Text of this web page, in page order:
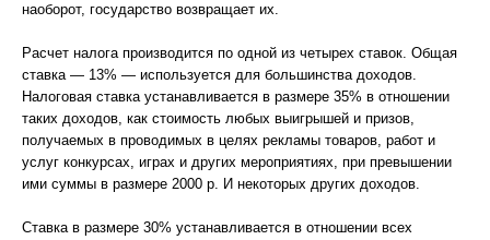
наоборот, государство возвращает их.
Расчет налога производится по одной из четырех ставок. Общая
ставка — 13% — используется для большинства доходов.
Налоговая ставка устанавливается в размере 35% в отношении
таких доходов, как стоимость любых выигрышей и призов,
получаемых в проводимых в целях рекламы товаров, работ и
услуг конкурсах, играх и других мероприятиях, при превышении
ими суммы в размере 2000 р. И некоторых других доходов.
Ставка в размере 30% устанавливается в отношении всех